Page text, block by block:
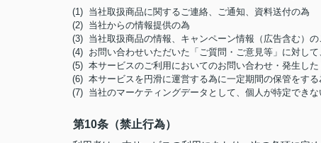
(1) 当社取扱商品に関するご連絡、ご通知、資料送付の為
(2) 当社からの情報提供の為
(3) 当社取扱商品の情報、キャンペーン情報（広告含む）
(4) お問い合わせいただいた「ご質問・ご意見等」に対し
(5) 本サービスのご利用においてのお問い合わせ・発生し
(6) 本サービスを円滑に運営する為に一定期間の保管をする
(7) 当社のマーケティングデータとして、個人が特定でき
第10条（禁止行為）